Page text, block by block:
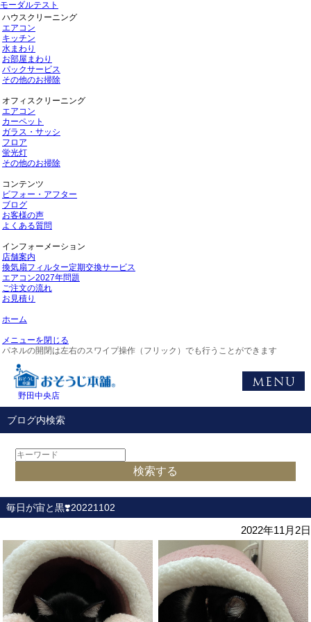
モーダルテスト
ハウスクリーニング
エアコン
キッチン
水まわり
お部屋まわり
パックサービス
その他のお掃除
オフィスクリーニング
エアコン
カーペット
ガラス・サッシ
フロア
蛍光灯
その他のお掃除
コンテンツ
ビフォー・アフター
ブログ
お客様の声
よくある質問
インフォーメーション
店舗案内
換気扇フィルター定期交換サービス
エアコン2027年問題
ご注文の流れ
お見積り
ホーム
メニューを閉じる
パネルの開閉は左右のスワイプ操作（フリック）でも行うことができます
野田中央店
ブログ内検索
毎日が宙と黒❣️20221102
2022年11月2日